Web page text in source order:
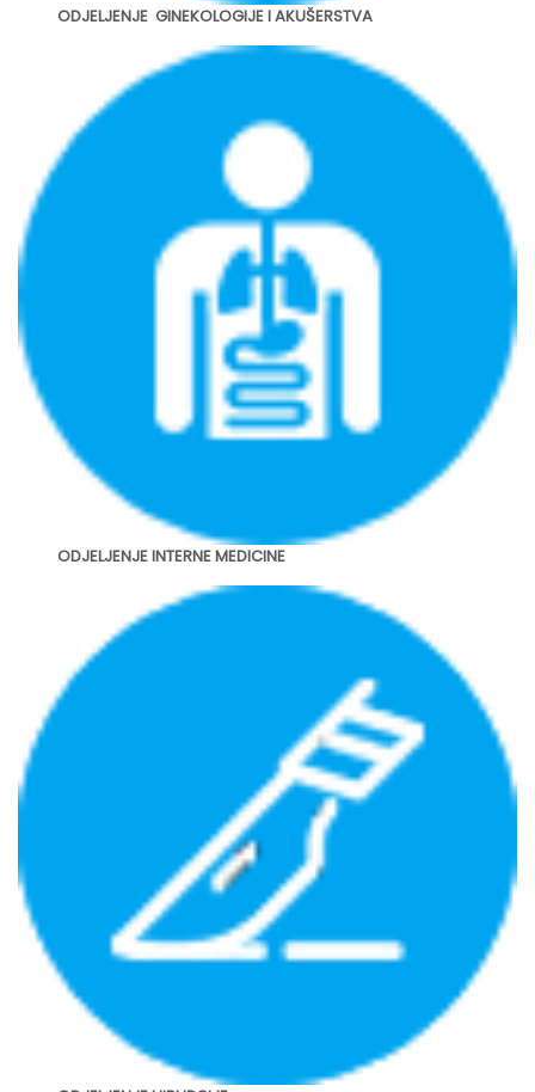
ODJELJENJE GINEKOLOGIJE I AKUŠERSTVA
ODJELJENJE INTERNE MEDICINE